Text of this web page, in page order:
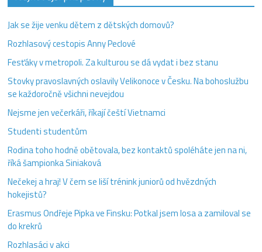
Jak se žije venku dětem z dětských domovů?
Rozhlasový cestopis Anny Peclové
Fesťáky v metropoli. Za kulturou se dá vydat i bez stanu
Stovky pravoslavných oslavily Velikonoce v Česku. Na bohoslužbu
se každoročně všichni nevejdou
Nejsme jen večerkáři, říkají čeští Vietnamci
Studenti studentům
Rodina toho hodně obětovala, bez kontaktů spoléháte jen na ni,
říká šampionka Siniaková
Nečekej a hraj! V čem se liší trénink juniorů od hvězdných
hokejistů?
Erasmus Ondřeje Pipka ve Finsku: Potkal jsem losa a zamiloval se
do krekrů
Rozhlasáci v akci